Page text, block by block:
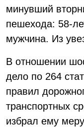
минувший
пешехода: 58-
мужчина. Из
В отношении
дело по 264
правил
транспортных
избрал ему